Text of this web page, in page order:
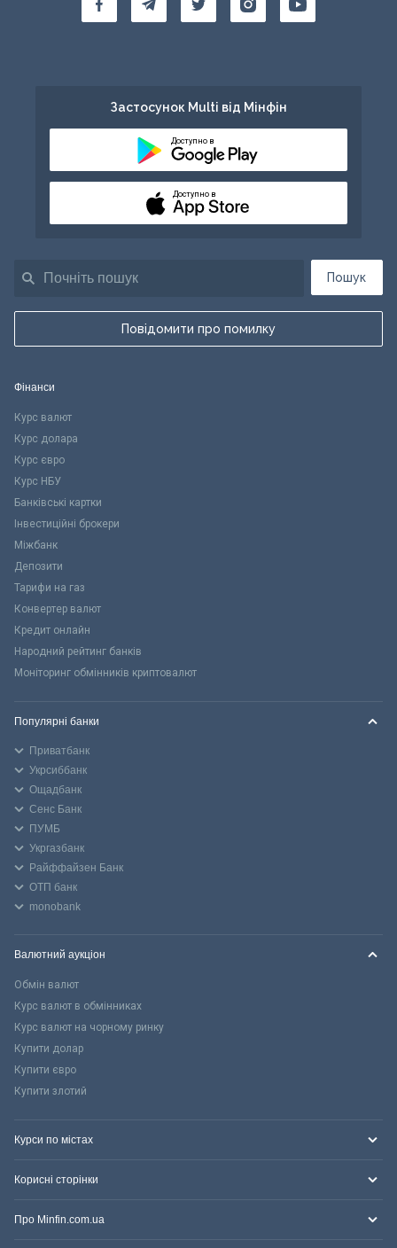
Пошук
Повідомити про помилку
Застосунок Multi від Мінфін
Доступно в
Доступно в
Фінанси
Курс валют
Курс долара
Курс євро
Курс НБУ
Банківські картки
Інвестиційні брокери
Міжбанк
Депозити
Тарифи на газ
Конвертер валют
Кредит онлайн
Народний рейтинг банків
Моніторинг обмінників криптовалют
Популярні банки
Приватбанк
Укрсиббанк
Ощадбанк
Сенс Банк
ПУМБ
Укргазбанк
Райффайзен Банк
ОТП банк
monobank
Валютний аукціон
Обмін валют
Курс валют в обмінниках
Курс валют на чорному ринку
Купити долар
Купити євро
Купити злотий
Курси по містах
Корисні сторінки
Про Minfin.com.ua